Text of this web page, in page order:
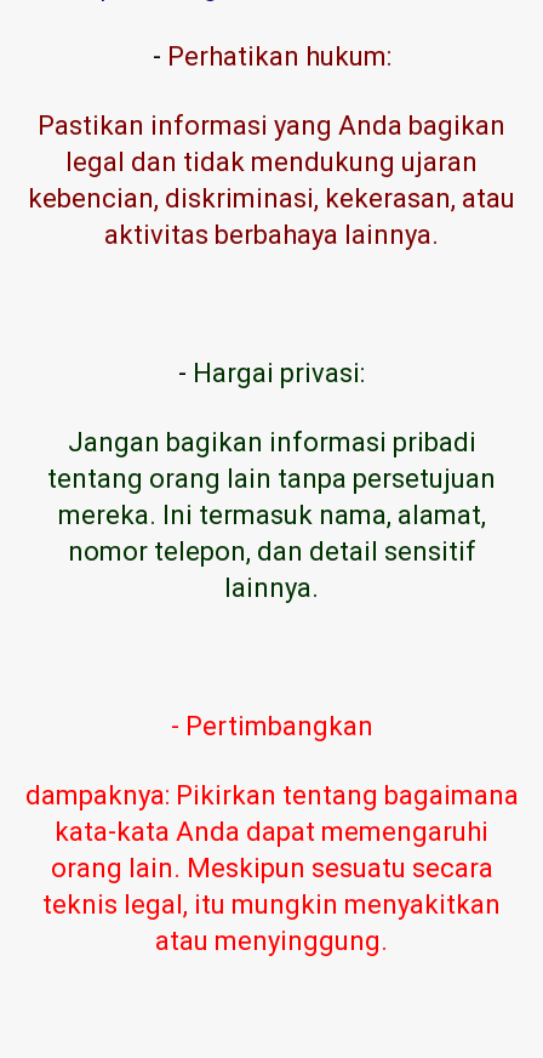
- Perhatikan hukum:
Pastikan informasi yang Anda bagikan
legal dan tidak mendukung ujaran
kebencian, diskriminasi, kekerasan, atau
aktivitas berbahaya lainnya.
- Hargai privasi:
Jangan bagikan informasi pribadi
tentang orang lain tanpa persetujuan
mereka. Ini termasuk nama, alamat,
nomor telepon, dan detail sensitif
lainnya.
- Pertimbangkan
dampaknya: Pikirkan tentang bagaimana
kata-kata Anda dapat memengaruhi
orang lain. Meskipun sesuatu secara
teknis legal, itu mungkin menyakitkan
atau menyinggung.